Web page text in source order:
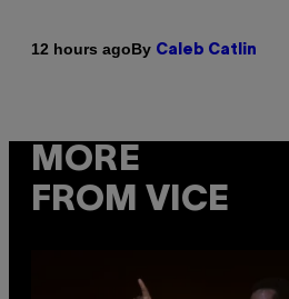
12 hours agoBy Caleb Catlin
MORE
FROM VICE